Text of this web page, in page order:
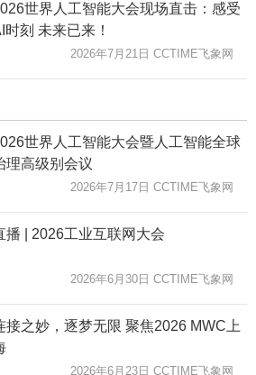
世界人工智能大会现场直击：感受
时刻 未来已来！
2026年7月21日 CCTIME飞象网
世界人工智能大会暨人工智能全球
理高级别会议
2026年7月17日 CCTIME飞象网
播 | 2026工业互联网大会
2026年6月30日 CCTIME飞象网
之妙，逐梦无限 聚焦2026 MWC上
2026年6月23日 CCTIME飞象网